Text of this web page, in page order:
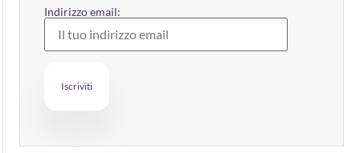
Indirizzo email: